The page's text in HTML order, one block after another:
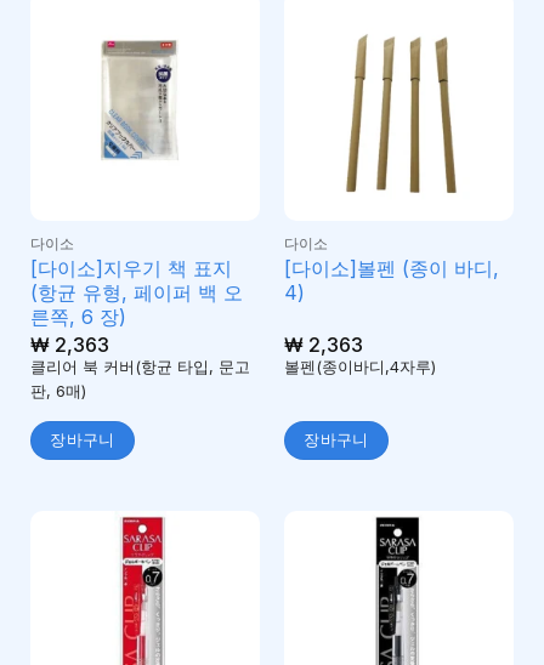
다이소
[다이소]지우기 책 표지
(항균 유형, 페이퍼 백 오
른쪽, 6 장)
₩2,363
클리어 북 커버(항균 타입, 문고
판, 6매)
장바구니
다이소
[다이소]볼펜 (종이 바디,
4)
₩2,363
볼펜(종이바디,4자루)
장바구니